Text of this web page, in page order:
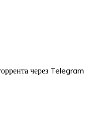
через Telegram